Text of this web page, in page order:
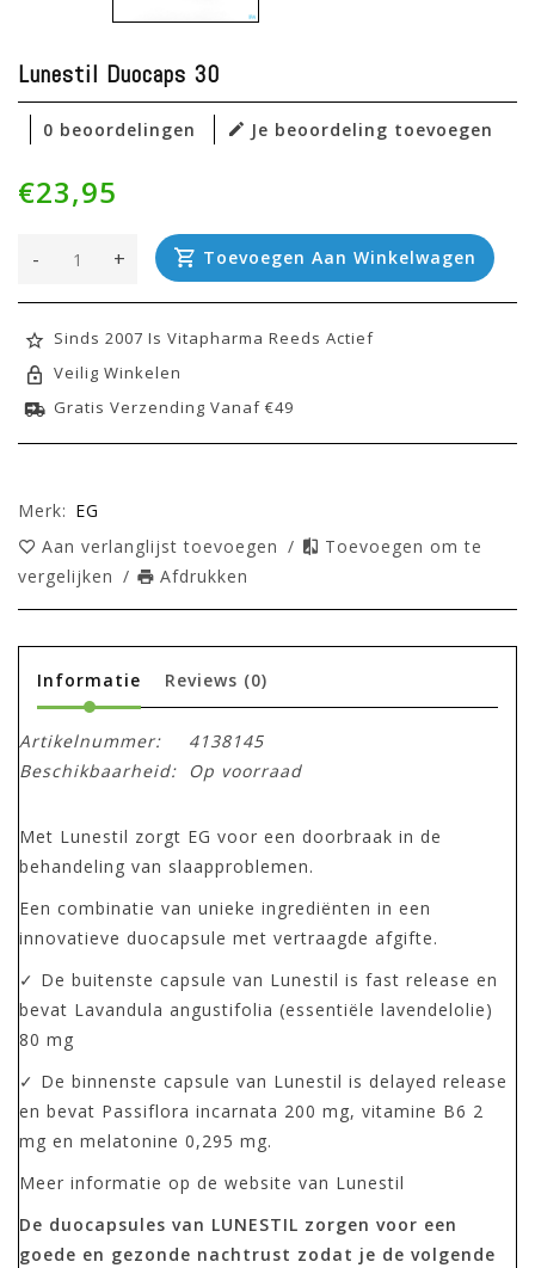
Lunestil Duocaps 30
0 beoordelingen Je beoordeling toevoegen
€23,95
+
- Toevoegen Aan Winkelwagen
Sinds 2007 Is Vitapharma Reeds Actief
Veilig Winkelen
Gratis Verzending Vanaf €49
Merk: EG
Aan verlanglijst toevoegen /
Toevoegen om te
vergelijken / Afdrukken
Informatie Reviews (0)
Artikelnummer:
4138145
Beschikbaarheid:
Op voorraad
Met Lunestil zorgt EG voor een doorbraak in de
behandeling van slaapproblemen.
Een combinatie van unieke ingrediënten in een
innovatieve duocapsule met vertraagde afgifte.
✓ De buitenste capsule van Lunestil is fast release en
bevat Lavandula angustifolia (essentiële lavendelolie)
80 mg
✓ De binnenste capsule van Lunestil is delayed release
en bevat Passiflora incarnata 200 mg, vitamine B6 2
mg en melatonine 0,295 mg.
Meer informatie op de website van Lunestil
De duocapsules van LUNESTIL zorgen voor een
goede en gezonde nachtrust zodat je de volgende